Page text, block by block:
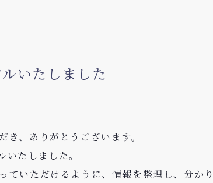
いたしました
、ありがとうございます。
たしました。
ていただけるように、情報を整理し、分か